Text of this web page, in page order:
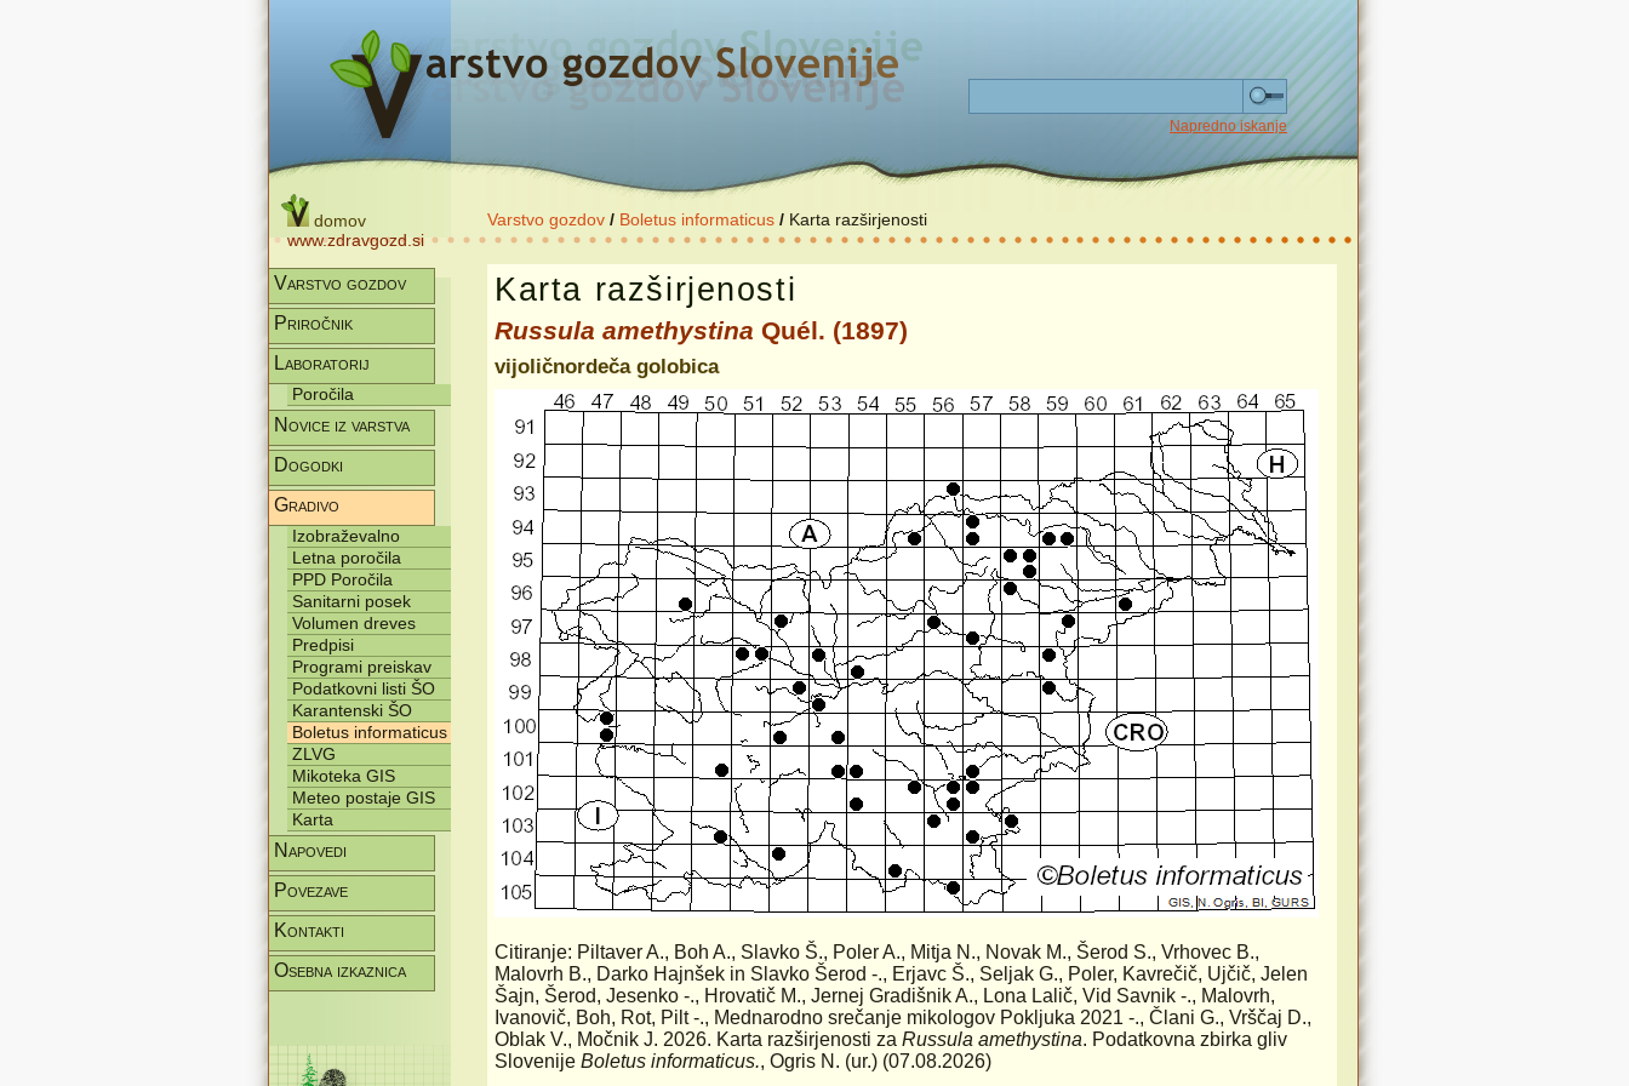
Napredno iskanje
domov
www.zdravgozd.si
Varstvo gozdov / Boletus informaticus / Karta razširjenosti
Varstvo gozdov
Priročnik
Laboratorij
Poročila
Novice iz varstva
Dogodki
Gradivo
Izobraževalno
Letna poročila
PPD Poročila
Sanitarni posek
Volumen dreves
Predpisi
Programi preiskav
Podatkovni listi ŠO
Karantenski ŠO
Boletus informaticus
ZLVG
Mikoteka GIS
Meteo postaje GIS
Karta
Napovedi
Povezave
Kontakti
Osebna izkaznica
Karta razširjenosti
Russula amethystina Quél. (1897)
vijoličnordeča golobica
Citiranje: Piltaver A., Boh A., Slavko Š., Poler A., Mitja N., Novak M., Šerod S., Vrhovec B.,
Malovrh B., Darko Hajnšek in Slavko Šerod -., Erjavc Š., Seljak G., Poler, Kavrečič, Ujčič, Jelen
Šajn, Šerod, Jesenko -., Hrovatič M., Jernej Gradišnik A., Lona Lalič, Vid Savnik -., Malovrh,
Ivanovič, Boh, Rot, Pilt -., Mednarodno srečanje mikologov Pokljuka 2021 -., Člani G., Vrščaj D.,
Oblak V., Močnik J. 2026. Karta razširjenosti za Russula amethystina. Podatkovna zbirka gliv
Slovenije Boletus informaticus., Ogris N. (ur.) (07.08.2026)